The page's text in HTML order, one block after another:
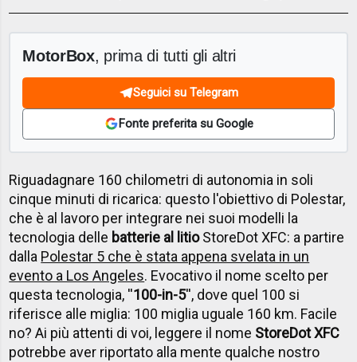
MotorBox, prima di tutti gli altri
Seguici su Telegram
Fonte preferita su Google
Riguadagnare 160 chilometri di autonomia in soli
cinque minuti di ricarica: questo l'obiettivo di Polestar,
che è al lavoro per integrare nei suoi modelli la
tecnologia delle batterie al litioStoreDot XFC: a partire
dalla Polestar 5 che è stata appena svelata in un
evento a Los Angeles. Evocativo il nome scelto per
questa tecnologia, ''100-in-5'', dove quel 100 si
riferisce alle miglia: 100 miglia uguale 160 km. Facile
no? Ai più attenti di voi, leggere il nome StoreDot XFC
potrebbe aver riportato alla mente qualche nostro